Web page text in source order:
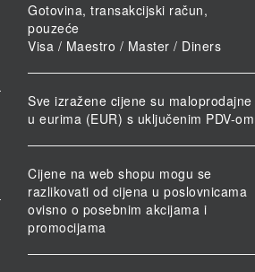
Gotovina, transakcijski račun,
pouzeće
Visa / Maestro / Master / Diners
Sve izražene cijene su maloprodajne
u eurima (EUR) s uključenim PDV-om
Cijene na web shopu mogu se
razlikovati od cijena u poslovnicama
ovisno o posebnim akcijama i
promocijama